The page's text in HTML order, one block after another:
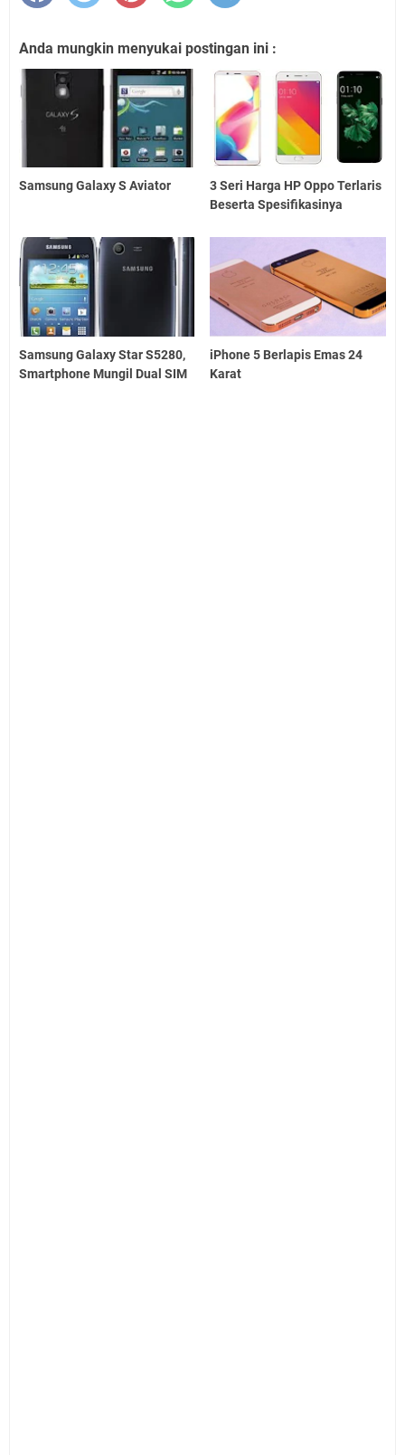
Anda mungkin menyukai postingan ini :
Samsung Galaxy S Aviator
3 Seri Harga HP Oppo Terlaris
Beserta Spesifikasinya
Samsung Galaxy Star S5280,
Smartphone Mungil Dual SIM
iPhone 5 Berlapis Emas 24
Karat